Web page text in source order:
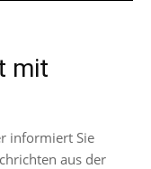
mit
informiert Sie
aus der